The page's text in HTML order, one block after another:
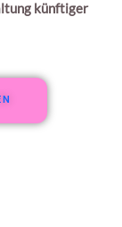
künftiger